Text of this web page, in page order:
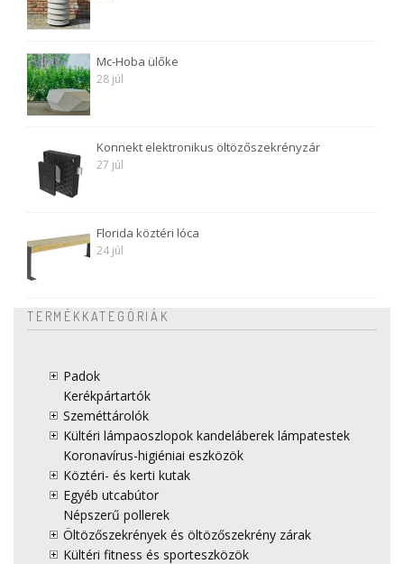
Mc-Hoba ülőke
28 júl
Konnekt elektronikus öltözőszekrényzár
27 júl
Florida köztéri lóca
24 júl
TERMÉKKATEGÓRIÁK
Padok
Kerékpártartók
Szeméttárolók
Kültéri lámpaoszlopok kandeláberek lámpatestek
Koronavírus-higiéniai eszközök
Köztéri- és kerti kutak
Egyéb utcabútor
Népszerű pollerek
Öltözőszekrények és öltözőszekrény zárak
Kültéri fitness és sporteszközök